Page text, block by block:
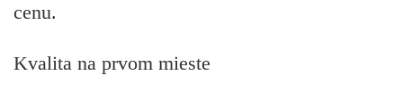
cenu.
Kvalita na prvom mieste